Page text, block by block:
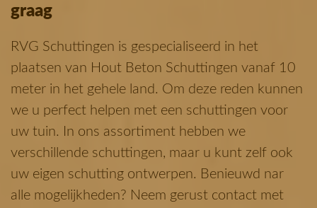
graag
RVG Schuttingen is gespecialiseerd in het
plaatsen van Hout Beton Schuttingen vanaf 10
meter in het gehele land. Om deze reden kunnen
we u perfect helpen met een schuttingen voor
uw tuin. In ons assortiment hebben we
verschillende schuttingen, maar u kunt zelf ook
uw eigen schutting ontwerpen. Benieuwd nar
alle mogelijkheden? Neem gerust contact met